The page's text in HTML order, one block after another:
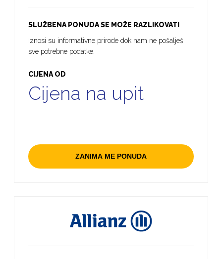
SLUŽBENA PONUDA SE MOŽE RAZLIKOVATI
Iznosi su informativne prirode dok nam ne pošalješ
sve potrebne podatke.
CIJENA OD
Cijena na upit
ZANIMA ME PONUDA